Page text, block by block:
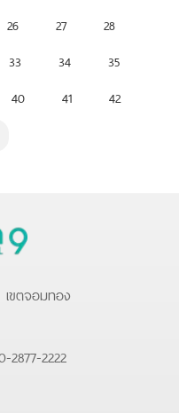
26 27
28
33 34
35
40 41
42
ขตจอมทอง
2877-2222